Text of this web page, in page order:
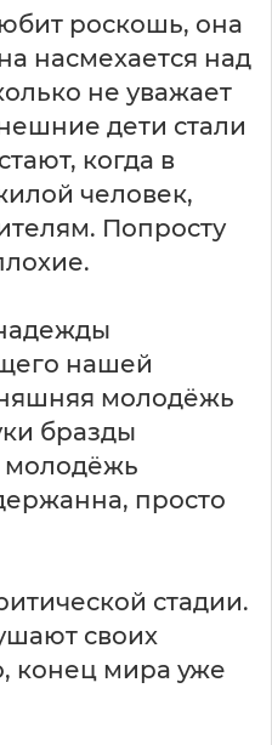
роскошь, она
насмехается над
не уважает
дети стали
когда в
человек,
Попросту
нашей
молодёжь
бразды
молодёжь
просто
стадии.
своих
конец мира уже